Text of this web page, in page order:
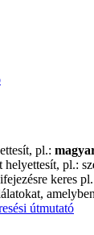
pl.:
helyettesít, pl.: sz
keres pl.
útmutató